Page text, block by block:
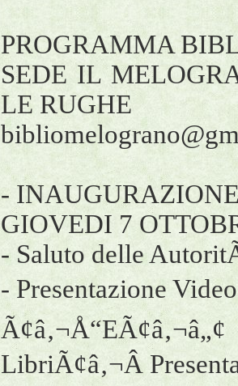
PROGRAMMA
SEDE IL
LE RUGHE
-
GIOVEDI 7
- Saluto delle
- Presentazione
LibriÃ¢â‚¬Â